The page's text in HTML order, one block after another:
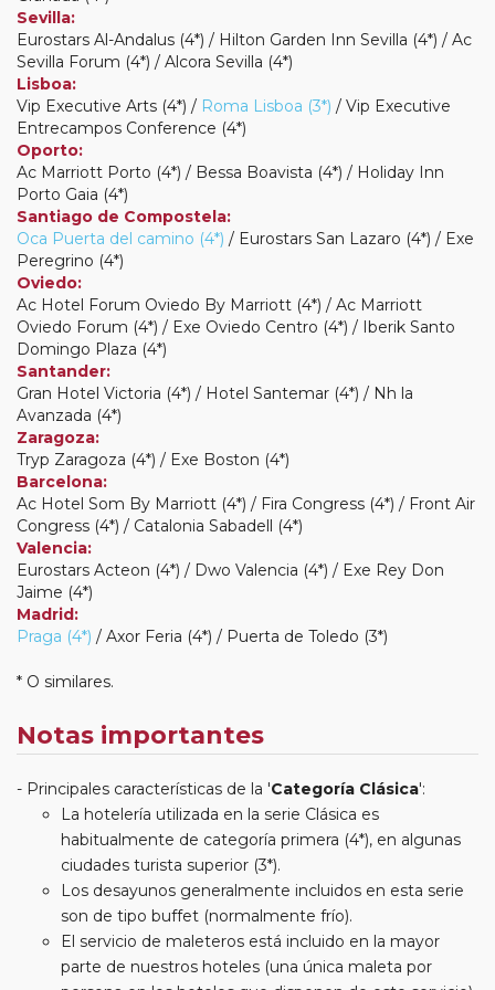
Sevilla:
Eurostars Al-Andalus (4*) / Hilton Garden Inn Sevilla (4*) / Ac
Sevilla Forum (4*) / Alcora Sevilla (4*)
Lisboa:
Vip Executive Arts (4*) / Roma Lisboa (3*) / Vip Executive
Entrecampos Conference (4*)
Oporto:
Ac Marriott Porto (4*) / Bessa Boavista (4*) / Holiday Inn
Porto Gaia (4*)
Santiago de Compostela:
Oca Puerta del camino (4*) / Eurostars San Lazaro (4*) / Exe
Peregrino (4*)
Oviedo:
Ac Hotel Forum Oviedo By Marriott (4*) / Ac Marriott
Oviedo Forum (4*) / Exe Oviedo Centro (4*) / Iberik Santo
Domingo Plaza (4*)
Santander:
Gran Hotel Victoria (4*) / Hotel Santemar (4*) / Nh la
Avanzada (4*)
Zaragoza:
Tryp Zaragoza (4*) / Exe Boston (4*)
Barcelona:
Ac Hotel Som By Marriott (4*) / Fira Congress (4*) / Front Air
Congress (4*) / Catalonia Sabadell (4*)
Valencia:
Eurostars Acteon (4*) / Dwo Valencia (4*) / Exe Rey Don
Jaime (4*)
Madrid:
Praga (4*) / Axor Feria (4*) / Puerta de Toledo (3*)
* O similares.
Notas importantes
Principales características de la 'Categoría Clásica':
La hotelería utilizada en la serie Clásica es
habitualmente de categoría primera (4*), en algunas
ciudades turista superior (3*).
Los desayunos generalmente incluidos en esta serie
son de tipo buffet (normalmente frío).
El servicio de maleteros está incluido en la mayor
parte de nuestros hoteles (una única maleta por